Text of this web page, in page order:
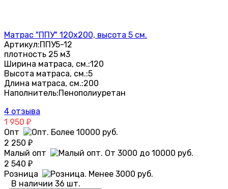
Матрас "ППУ" 120х200, высота 5 см.
Артикул:ППУ5-12
плотность 25 м3
Ширина матраса, см.:120
Высота матраса, см.:5
Длина матраса, см.:200
Наполнитель:Пенополиуретан
4 отзыва
1 950 ₽
Опт
2 250 ₽
Малый опт
2 540 ₽
Розница
В наличии 36 шт.